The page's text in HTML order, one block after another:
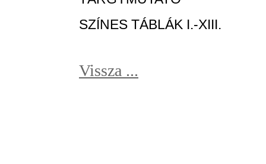
SZÍNES TÁBLÁK I.-XIII.
Vissza ...